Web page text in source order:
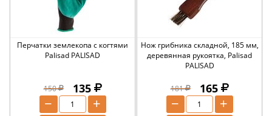
Перчатки землекопа с когтями
Palisad PALISAD
150 135
+
−
Нож грибника складной, 185 мм,
деревянная рукоятка, Palisad
PALISAD
181 165
+
−